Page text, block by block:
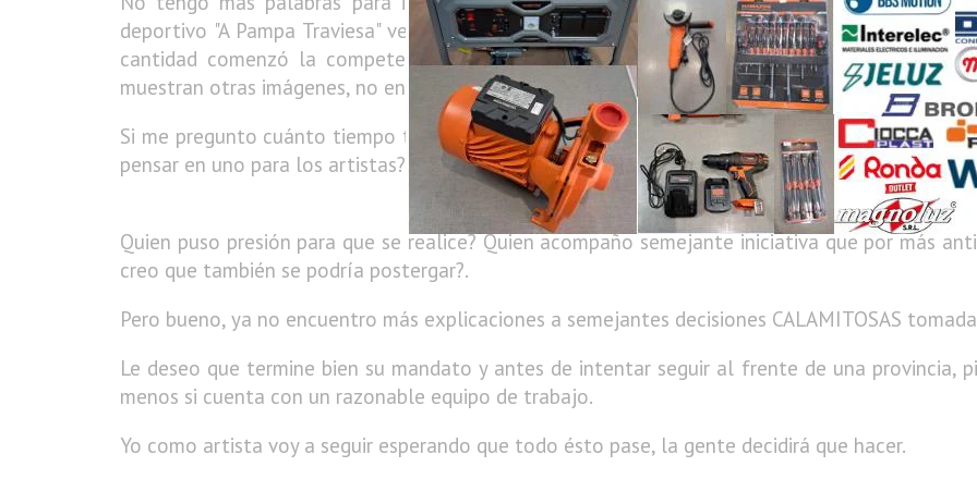
deportivo "A Pampa Traviesa" ver la cantidad de gente amontonada en la largada pero
cantidad comenzó la competencia (correr) con el tapaboca puesto, de obvio resultado
muestran otras imágenes, no encuentro palabras para preguntarme porque nosotros no y ellos
Si me pregunto cuánto tiempo tardaron para pensar en el protocolo que se utilizó hoy en la
pensar en uno para los artistas?.
Quien puso presión para que se realice? Quien acompaño semejante iniciativa que por más
creo que también se podría postergar?.
Pero bueno, ya no encuentro más explicaciones a semejantes decisiones CALAMITOSAS
Le deseo que termine bien su mandato y antes de intentar seguir al frente de una provincia,
menos si cuenta con un razonable equipo de trabajo.
Yo como artista voy a seguir esperando que todo ésto pase, la gente decidirá que hacer.